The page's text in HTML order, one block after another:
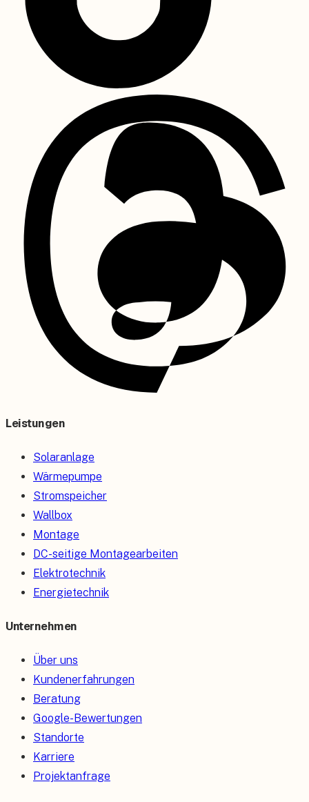
Leistungen
Solaranlage
Wärmepumpe
Stromspeicher
Wallbox
Montage
DC-seitige Montagearbeiten
Elektrotechnik
Energietechnik
Unternehmen
Über uns
Kundenerfahrungen
Beratung
Google-Bewertungen
Standorte
Karriere
Projektanfrage